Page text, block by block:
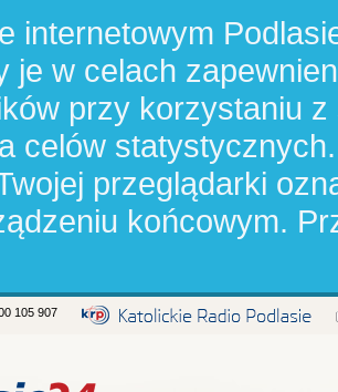
internetowym
je w celach
przy korzystaniu
celów
przeglądarki
końcowym.
105 907